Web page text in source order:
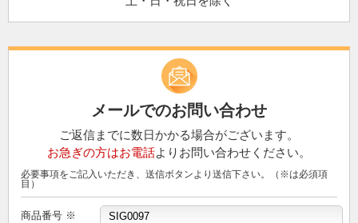
メールでのお問い合わせ
ご返信までに数日かかる場合がございます。
お急ぎの方はお電話よりお問い合わせください。
必要事項をご記入いただき、送信ボタンより送信下さい。（※は必須項
目）
商品番号 ※